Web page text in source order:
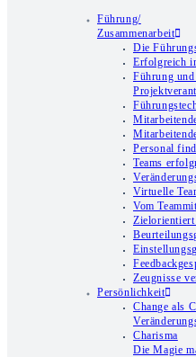
Führung/
Zusammenarbeit
Die
Erfolgreich
Führung
Personal
Teams
Virtuelle
Vom
Zeugnisse
Persönlichkeit
Change als
Charisma
Die Magie